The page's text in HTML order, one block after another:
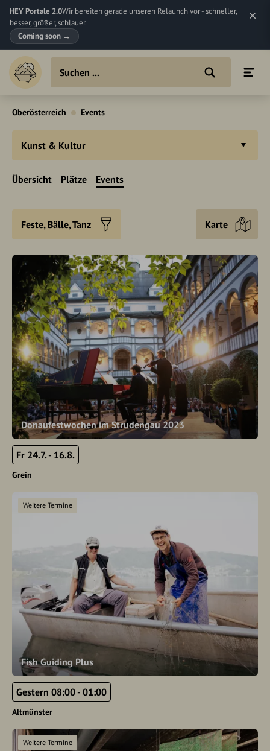
HEY Portale 2.0Wir bereiten gerade unseren Relaunch vor - schneller,
besser, größer, schlauer.
Coming soon →
Oberösterreich Events
Kunst & Kultur
Übersicht Plätze Events
Feste, Bälle, Tanz Karte
Donaufestwochen im Strudengau 2023
Fr 24.7. - 16.8.
Grein
Fish Guiding Plus
Weitere Termine
Gestern 08:00 - 01:00
Altmünster
Weitere Termine